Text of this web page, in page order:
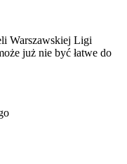
Warszawskiej Ligi
już nie być łatwe do